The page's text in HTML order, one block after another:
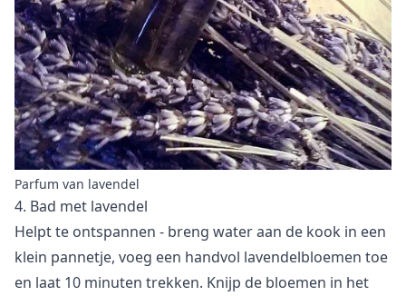
Parfum van lavendel
4. Bad met lavendel
Helpt te ontspannen - breng water aan de kook in een
klein pannetje, voeg een handvol lavendelbloemen toe
en laat 10 minuten trekken. Knijp de bloemen in het